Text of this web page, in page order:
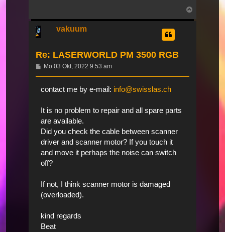
vakuum
Re: LASERWORLD PM 3500 RGB
Beitrag
Mo 03 Okt, 2022 9:53 am
contact me by e-mail: info@swisslas.ch
It is no problem to repair and all spare parts
are available.
Did you check the cable between scanner
driver and scanner motor? If you touch it
and move it perhaps the noise can switch
off?
If not, I think scanner motor is damaged
(overloaded).
kind regards
Beat